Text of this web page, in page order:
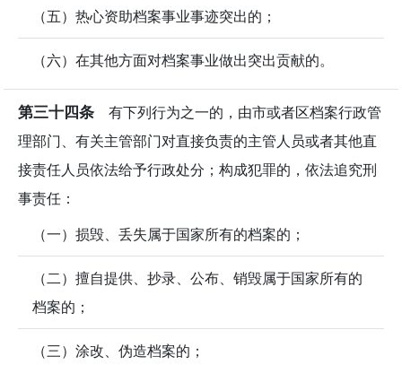
（五）热心资助档案事业事迹突出的；
（六）在其他方面对档案事业做出突出贡献的。
第三十四条 有下列行为之一的，由市或者区档案行政管
理部门、有关主管部门对直接负责的主管人员或者其他直
接责任人员依法给予行政处分；构成犯罪的，依法追究刑
事责任：
（一）损毁、丢失属于国家所有的档案的；
（二）擅自提供、抄录、公布、销毁属于国家所有的
档案的；
（三）涂改、伪造档案的；